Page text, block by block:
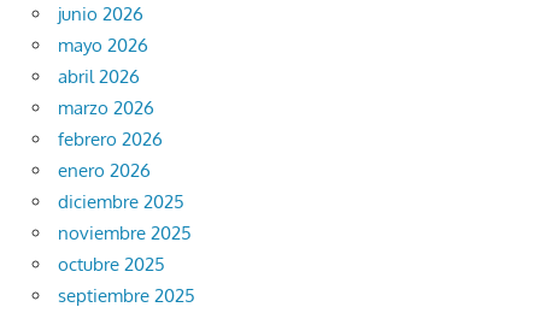
junio 2026
mayo 2026
abril 2026
marzo 2026
febrero 2026
enero 2026
diciembre 2025
noviembre 2025
octubre 2025
septiembre 2025